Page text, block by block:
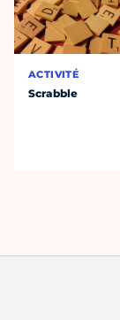
ACTIVITÉ
Scrabble